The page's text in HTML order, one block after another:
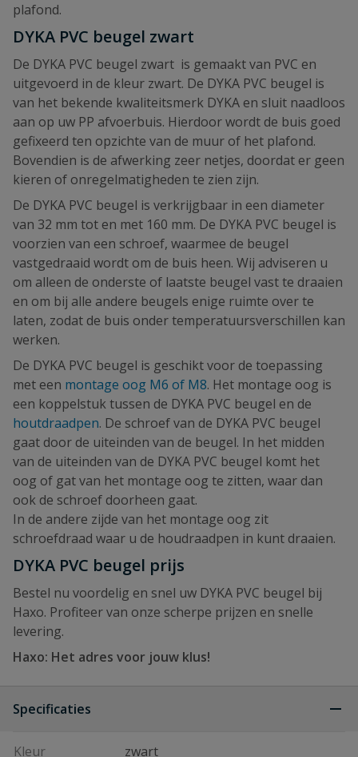
plafond.
DYKA PVC beugel zwart
De DYKA PVC beugel zwart is gemaakt van PVC en
uitgevoerd in de kleur zwart. De DYKA PVC beugel is
van het bekende kwaliteitsmerk DYKA en sluit naadloos
aan op uw PP afvoerbuis. Hierdoor wordt de buis goed
gefixeerd ten opzichte van de muur of het plafond.
Bovendien is de afwerking zeer netjes, doordat er geen
kieren of onregelmatigheden te zien zijn.
De DYKA PVC beugel is verkrijgbaar in een diameter
van 32 mm tot en met 160 mm. De DYKA PVC beugel is
voorzien van een schroef, waarmee de beugel
vastgedraaid wordt om de buis heen. Wij adviseren u
om alleen de onderste of laatste beugel vast te draaien
en om bij alle andere beugels enige ruimte over te
laten, zodat de buis onder temperatuursverschillen kan
werken.
De DYKA PVC beugel is geschikt voor de toepassing
met een montage oog M6 of M8. Het montage oog is
een koppelstuk tussen de DYKA PVC beugel en de
houtdraadpen. De schroef van de DYKA PVC beugel
gaat door de uiteinden van de beugel. In het midden
van de uiteinden van de DYKA PVC beugel komt het
oog of gat van het montage oog te zitten, waar dan
ook de schroef doorheen gaat.
In de andere zijde van het montage oog zit
schroefdraad waar u de houdraadpen in kunt draaien.
DYKA PVC beugel prijs
Bestel nu voordelig en snel uw DYKA PVC beugel bij
Haxo. Profiteer van onze scherpe prijzen en snelle
levering.
Haxo: Het adres voor jouw klus!
Specificaties
Kleur zwart